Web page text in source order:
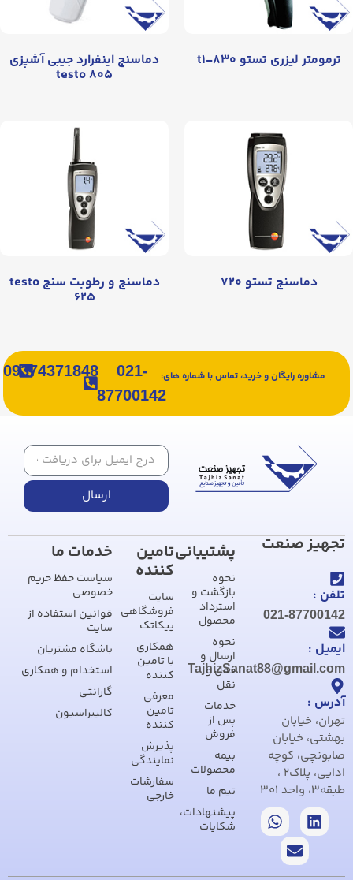
ترمومتر لیزری تستو ۸۳۰-t۱ دماسنج اینفرارد جیبی آشپزی
testo ۸۰۵
دماسنج تستو ۷۲۰ دماسنج و رطوبت سنج testo
۶۲۵
مشاوره رایگان و خرید، تماس با شماره های:
021-
87700142
09374371848
ارسال
تجهیز صنعت
تلفن :
021-87700142
ایمیل :
TajhizSanat88@gmail.com
آدرس :
تهران، خیابان
بهشتی، خیابان
صابونچی، کوچه
ادایی، پلاک2 ،
طبقه3، واحد 301
پشتیبانی
نحوه
بازگشت و
استرداد
محصول
نحوه
ارسال و
حمل و
نقل
خدمات
پس از
فروش
بیمه
محصولات
تیم ما
پیشنهادات،
شکایات
تامین
کننده
سایت
فروشگاهی
پیکاتک
همکاری
با تامین
کننده
معرفی
تامین
کننده
پذیرش
نمایندگی
سفارشات
خارجی
خدمات ما
سیاست حفظ حریم
خصوصی
قوانین استفاده از
سایت
باشگاه مشتریان
استخدام و همکاری
گارانتی
کالیبراسیون